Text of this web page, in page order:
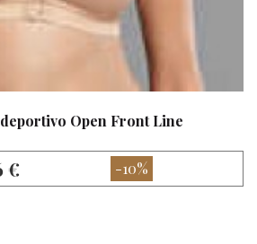
Open Front Line
€ -10%